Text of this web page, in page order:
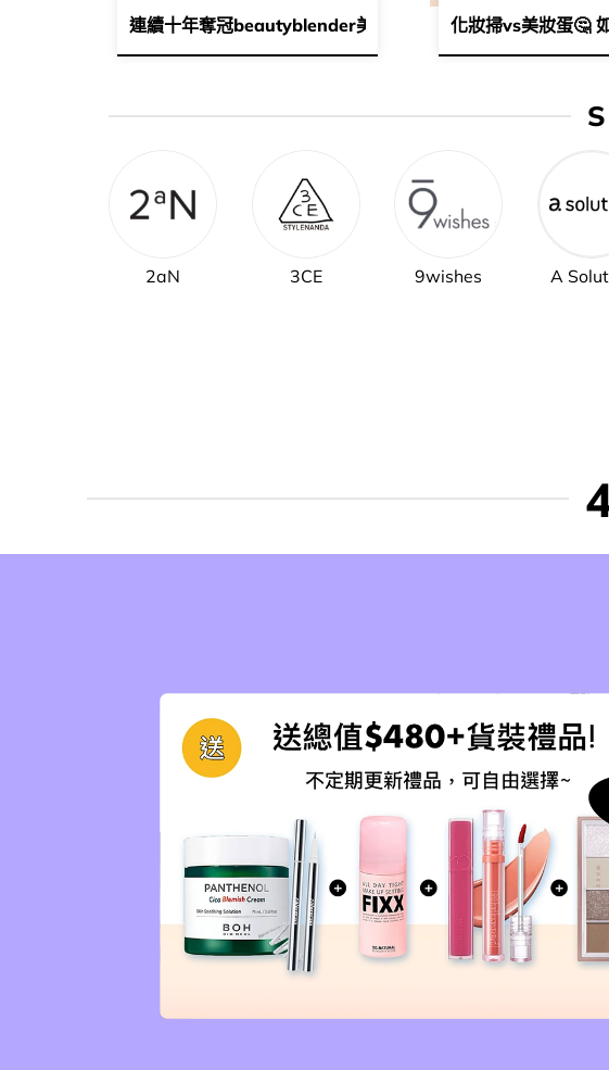
連續十年奪冠beautyblender美妝蛋 5個用後讓人愛不釋手的
化妝掃vs美妝蛋🤔
2aN 3CE 9wishes A